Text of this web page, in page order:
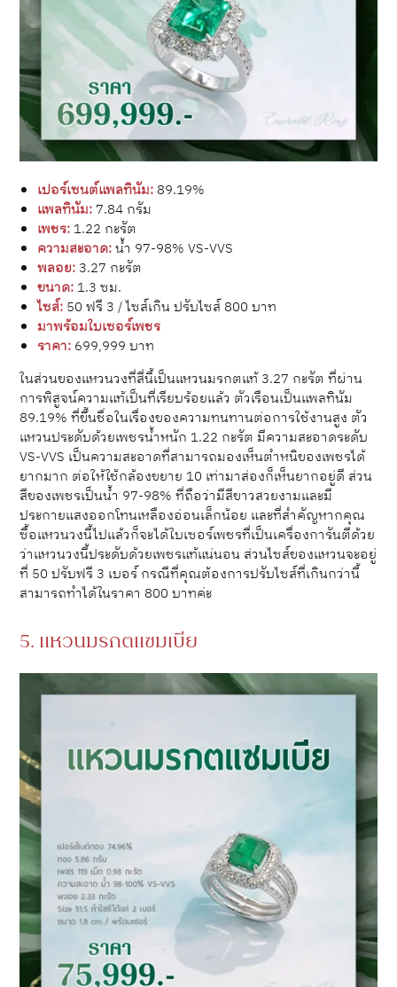
เปอร์เซนต์แพลทินัม: 89.19%
แพลทินัม: 7.84 กรัม
เพชร: 1.22 กะรัต
ความสะอาด:น้ำ 97-98% VS-VVS
พลอย: 3.27 กะรัต
ขนาด: 1.3 ซม.
ไซส์: 50 ฟรี 3 / ไซส์เกิน ปรับไซส์ 800 บาท
มาพร้อมใบเซอร์เพชร
ราคา: 699,999 บาท
ในส่วนของแหวนวงที่สี่นี้เป็นแหวนมรกตแท้ 3.27 กะรัต ที่ผ่าน
การพิสูจน์ความแท้เป็นที่เรียบร้อยแล้ว ตัวเรือนเป็นแพลทินัม
89.19% ที่ขึ้นชื่อในเรื่องของความทนทานต่อการใช้งานสูง ตัว
แหวนประดับด้วยเพชรน้ำหนัก 1.22 กะรัต มีความสะอาดระดับ
VS-VVS เป็นความสะอาดที่สามารถมองเห็นตำหนิของเพชรได้
ยากมาก ต่อให้ใช้กล้องขยาย 10 เท่ามาส่องก็เห็นยากอยู่ดี ส่วน
สีของเพชรเป็นน้ำ 97-98% ที่ถือว่ามีสีขาวสวยงามและมี
ประกายแสงออกโทนเหลืองอ่อนเล็กน้อย และที่สำคัญหากคุณ
ซื้อแหวนวงนี้ไปแล้วก็จะได้ใบเซอร์เพชรที่เป็นเครื่องการันตีด้วย
ว่าแหวนวงนี้ประดับด้วยเพชรแท้แน่นอน ส่วนไซส์ของแหวนจะอยู่
ที่ 50 ปรับฟรี 3 เบอร์ กรณีที่คุณต้องการปรับไซส์ที่เกินกว่านี้
สามารถทำได้ในราคา 800 บาทค่ะ
5. แหวนมรกตแซมเบีย